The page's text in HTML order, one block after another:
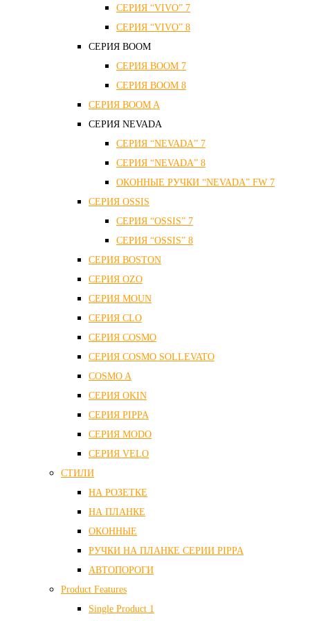
СЕРИЯ “VIVO” 7
СЕРИЯ “VIVO” 8
СЕРИЯ ВOOM
СЕРИЯ ВOOM 7
СЕРИЯ ВOOM 8
СЕРИЯ ВOOM A
СЕРИЯ NEVADA
СЕРИЯ “NEVADA” 7
СЕРИЯ “NEVADA” 8
ОКОННЫЕ РУЧКИ “NEVADA” FW 7
СЕРИЯ OSSIS
СЕРИЯ “OSSIS” 7
СЕРИЯ “OSSIS” 8
СЕРИЯ ВOSTON
CЕРИЯ OZO
СЕРИЯ MOUN
СЕРИЯ CLO
СЕРИЯ COSMO
СЕРИЯ COSMO SOLLEVATO
COSMO A
СЕРИЯ OKIN
СЕРИЯ PIPPA
СЕРИЯ MODO
СЕРИЯ VELO
СТИЛИ
НА РОЗЕТКЕ
НА ПЛАНКЕ
ОКОННЫЕ
РУЧКИ НА ПЛАНКЕ СЕРИИ PIPPA
АВТОПОРОГИ
Product Features
Single Product 1